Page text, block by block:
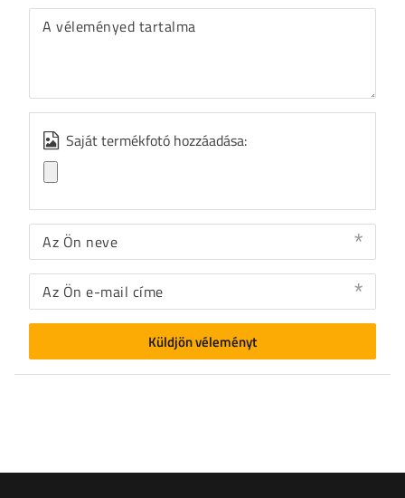
A véleményed tartalma
Saját termékfotó hozzáadása:
Az Ön neve
Az Ön e-mail címe
Küldjön véleményt